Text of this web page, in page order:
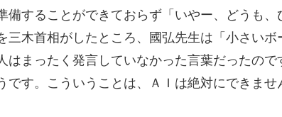
することができておらず「いやー、どうも、
木首相がしたところ、國弘先生は「小さいボ
はまったく発言していなかった言葉だったので
す。こういうことは、ＡＩは絶対にできませ